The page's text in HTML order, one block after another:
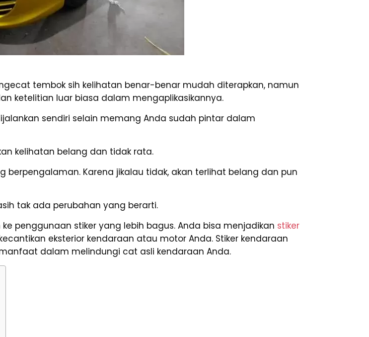
tembok sih kelihatan benar-benar mudah diterapkan, namun
ketelitian luar biasa dalam mengaplikasikannya.
sendiri selain memang Anda sudah pintar dalam
kelihatan belang dan tidak rata.
berpengalaman. Karena jikalau tidak, akan terlihat belang dan pun
tak ada perubahan yang berarti.
penggunaan stiker yang lebih bagus. Anda bisa menjadikan stiker
eksterior kendaraan atau motor Anda. Stiker kendaraan
dalam melindungi cat asli kendaraan Anda.